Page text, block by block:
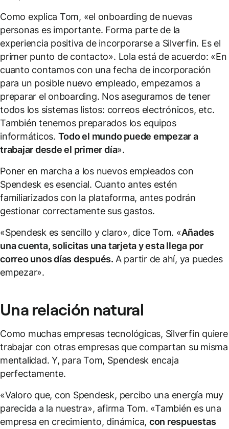
Como explica Tom, «el onboarding de nuevas
personas es importante. Forma parte de la
experiencia positiva de incorporarse a Silverfin. Es el
primer punto de contacto». Lola está de acuerdo: «En
cuanto contamos con una fecha de incorporación
para un posible nuevo empleado, empezamos a
preparar el onboarding. Nos aseguramos de tener
todos los sistemas listos: correos electrónicos, etc.
También tenemos preparados los equipos
informáticos. Todo el mundo puede empezar a
trabajar desde el primer día».
Poner en marcha a los nuevos empleados con
Spendesk es esencial. Cuanto antes estén
familiarizados con la plataforma, antes podrán
gestionar correctamente sus gastos.
«Spendesk es sencillo y claro», dice Tom. «Añades
una cuenta, solicitas una tarjeta y esta llega por
correo unos días después. A partir de ahí, ya puedes
empezar».
Una relación natural
Como muchas empresas tecnológicas, Silverfin quiere
trabajar con otras empresas que compartan su misma
mentalidad. Y, para Tom, Spendesk encaja
perfectamente.
«Valoro que, con Spendesk, percibo una energía muy
parecida a la nuestra», afirma Tom. «También es una
empresa en crecimiento, dinámica, con respuestas